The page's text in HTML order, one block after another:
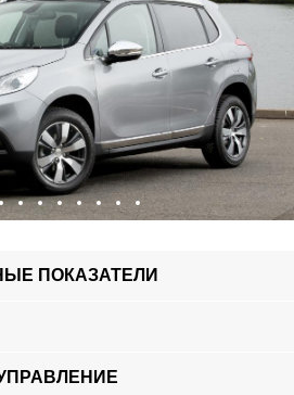
ПОКАЗАТЕЛИ